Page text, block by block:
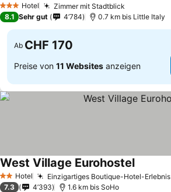
3 SterneHotel Zimmer mit Stadtblick
8.1 Sehr gut 4’784 0.7 km bis Little Italy
Ab CHF 170
Preise von 11 Websites anzeigen
2 Sterne
Hotel Einzigartiges Boutique-Hotel-Erlebnis
West Village Eurohostel
7.3 4’393 1.6 km bis SoHo